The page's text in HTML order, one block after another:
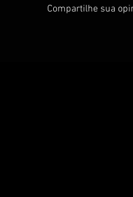
Compartilhe sua